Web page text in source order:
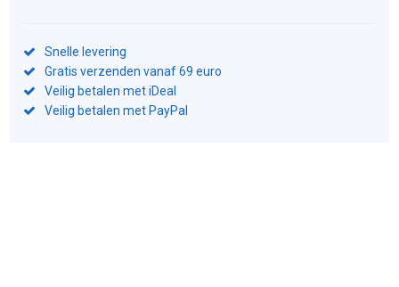
Snelle levering
Gratis verzenden vanaf 69 euro
Veilig betalen met iDeal
Veilig betalen met PayPal